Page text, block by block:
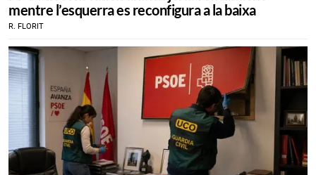
mentre l’esquerra es reconfigura a la baixa
R. FLORIT